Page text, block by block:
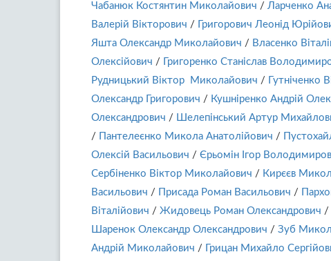
Чабанюк Костянтин Миколайович / Ларченко
Валерій Вікторович / Григорович Леонід
Яшта Олександр Миколайович / Власенко
Олексійович / Григоренко Станіслав
Рудницький Віктор Миколайович / Гутніченко
Олександр Григорович / Кушніренко Андрій
Олександрович / Шелепінський Артур
/
Пантелеєнко Микола Анатолійович /
Олексій Васильович / Єрьомін Ігор
Сербіненко Віктор Миколайович / Кирєєв
Васильович / Присада Роман Васильович /
Віталійович / Жидовець Роман Олександрович /
Шаренок Олександр Олександрович / Зуб
Андрій Миколайович / Грицан Михайло